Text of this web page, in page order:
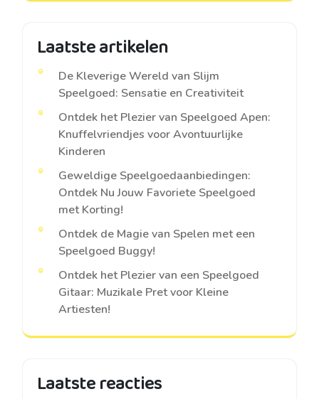
Laatste artikelen
De Kleverige Wereld van Slijm
Speelgoed: Sensatie en Creativiteit
Ontdek het Plezier van Speelgoed Apen:
Knuffelvriendjes voor Avontuurlijke
Kinderen
Geweldige Speelgoedaanbiedingen:
Ontdek Nu Jouw Favoriete Speelgoed
met Korting!
Ontdek de Magie van Spelen met een
Speelgoed Buggy!
Ontdek het Plezier van een Speelgoed
Gitaar: Muzikale Pret voor Kleine
Artiesten!
Laatste reacties